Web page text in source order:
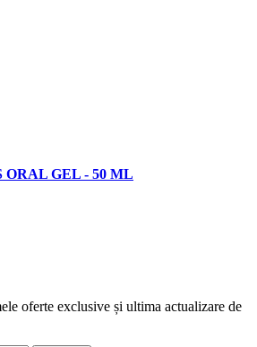
GEL - 50 ML
oferte exclusive și ultima actualizare de